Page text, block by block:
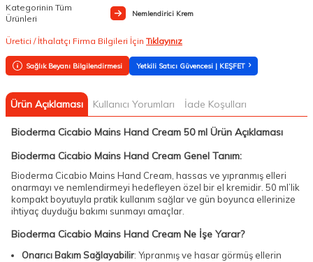
Kategorinin Tüm
Ürünleri
Nemlendirici Krem
Üretici / İthalatçı Firma Bilgileri İçin Tıklayınız
Sağlık Beyanı Bilgilendirmesi Yetkili Satıcı Güvencesi | KEŞFET
Ürün Açıklaması Kullanıcı Yorumları İade Koşulları
Bioderma Cicabio Mains Hand Cream 50 ml Ürün Açıklaması
Bioderma Cicabio Mains Hand Cream Genel Tanım:
Bioderma Cicabio Mains Hand Cream, hassas ve yıpranmış elleri
onarmayı ve nemlendirmeyi hedefleyen özel bir el kremidir. 50 ml’lik
kompakt boyutuyla pratik kullanım sağlar ve gün boyunca ellerinize
ihtiyaç duyduğu bakımı sunmayı amaçlar.
Bioderma Cicabio Mains Hand Cream Ne İşe Yarar?
Onarıcı Bakım Sağlayabilir: Yıpranmış ve hasar görmüş ellerin